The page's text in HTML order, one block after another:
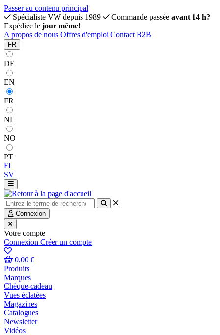
Passer au contenu principal
Spécialiste VW depuis 1989
Commande passée avant 14 h?
Expédiée le jour même!
A propos de nous Offres d'emploi Contact B2B
FR
DE
EN
FR
NL
NO
PT
FI
SV
Connexion
Votre compte
Connexion Créer un compte
0,00 €
Produits
Marques
Chèque-cadeau
Vues éclatées
Magazines
Catalogues
Newsletter
Vidéos